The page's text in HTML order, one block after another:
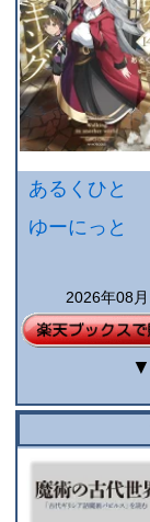
あるくひと
ゆーにっと
2026年08